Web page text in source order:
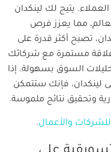
يتيح لك لينكدان
مما يعزز فرص
تصبح أكثر قدرة على
علاقة مستمرة مع شركائك
السوق بسهولة. إذا
لينكدان، فإنك ستتمكن
وتحقيق نتائج ملموسة.
والأعمال.